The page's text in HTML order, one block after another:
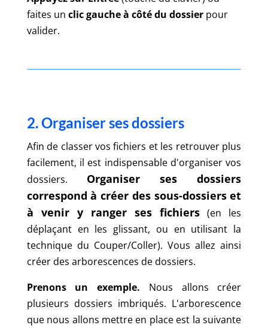
faites un clic gauche à côté du dossierpour
valider.
2. Organiser ses dossiers
Afin de classer vos fichiers et les retrouver plus
facilement, il est indispensable d'organiser vos
dossiers. Organiser ses dossiers
correspond à créer des sous-dossiers et
à venir y ranger ses fichiers (en les
déplaçant en les glissant, ou en utilisant la
technique du Couper/Coller). Vous allez ainsi
créer des arborescences de dossiers.
Prenons un exemple. Nous allons créer
plusieurs dossiers imbriqués. L'arborescence
que nous allons mettre en place est la suivante